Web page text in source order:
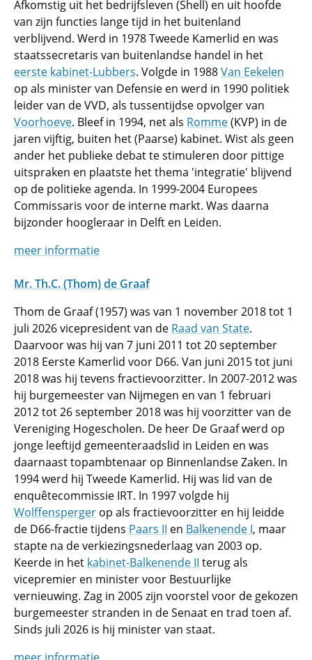
Afkomstig uit het bedrijfsleven (Shell) en uit hoofde
van zijn functies lange tijd in het buitenland
verblijvend. Werd in 1978 Tweede Kamerlid en was
staatssecretaris van buitenlandse handel in het
eerste kabinet-Lubbers. Volgde in 1988Van Eekelen
op als minister van Defensie en werd in 1990 politiek
leider van de VVD, als tussentijdse opvolger van
Voorhoeve. Bleef in 1994, net als Romme(KVP) in de
jaren vijftig, buiten het (Paarse) kabinet. Wist als geen
ander het publieke debat te stimuleren door pittige
uitspraken en plaatste het thema 'integratie' blijvend
op de politieke agenda. In 1999-2004 Europees
Commissaris voor de interne markt. Was daarna
bijzonder hoogleraar in Delft en Leiden.
meer informatie
Mr. Th.C. (Thom) de Graaf
Thom de Graaf (1957) was van 1 november 2018 tot 1
juli 2026 vicepresident van de Raad van State.
Daarvoor was hij van 7 juni 2011 tot 20 september
2018 Eerste Kamerlid voor D66. Van juni 2015 tot juni
2018 was hij tevens fractievoorzitter. In 2007-2012 was
hij burgemeester van Nijmegen en van 1 februari
2012 tot 26 september 2018 was hij voorzitter van de
Vereniging Hogescholen. De heer De Graaf werd op
jonge leeftijd gemeenteraadslid in Leiden en was
daarnaast topambtenaar op Binnenlandse Zaken. In
1994 werd hij Tweede Kamerlid. Hij was lid van de
enquêtecommissie IRT. In 1997 volgde hij
Wolffensperger op als fractievoorzitter en hij leidde
de D66-fractie tijdens Paars II en Balkenende I, maar
stapte na de verkiezingsnederlaag van 2003 op.
Keerde in het kabinet-Balkenende II terug als
vicepremier en minister voor Bestuurlijke
vernieuwing. Zag in 2005 zijn voorstel voor de gekozen
burgemeester stranden in de Senaat en trad toen af.
Sinds juli 2026 is hij minister van staat.